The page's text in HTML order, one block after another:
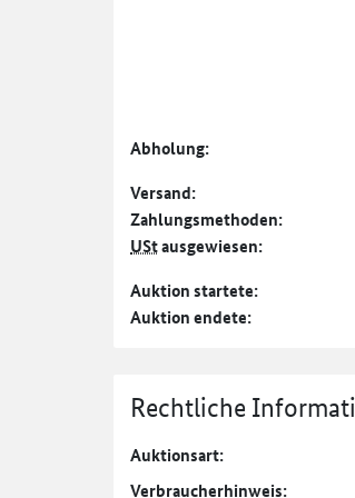
Abholung:
Versand:
Zahlungs­methoden:
UStausgewiesen:
Auktion startete:
Auktion endete:
Rechtliche
Auktionsart:
Verbraucher­hinweis: